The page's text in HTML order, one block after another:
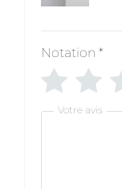
Notation *
Votre avis